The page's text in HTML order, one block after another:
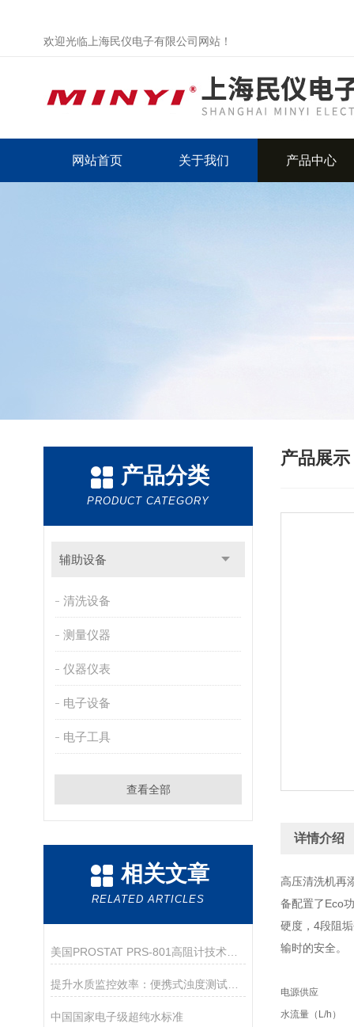
欢迎光临上海民仪电子有限公司网站！
网站首页 关于我们 产品中心
产品分类
PRODUCT CATEGORY
辅助设备
清洗设备
测量仪器
仪器仪表
电子设备
电子工具
查看全部
相关文章
RELATED ARTICLES
美国PROSTAT PRS-801高阻计技术参数
中国国家电子级超纯水标准
产品展示
详情介绍
高压清洗机再
备配置了Eco
硬度，4段阻
输时的安全。
电源供应
水流量（L/h）